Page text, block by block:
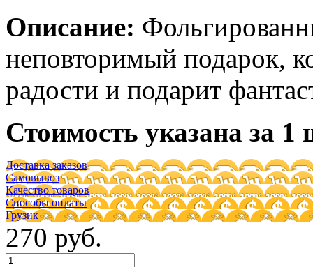
Описание:
неповторимый подарок,
радости и подарит
Стоимость указана за 1
Доставка заказов
Самовывоз
Качество товаров
Способы оплаты
Грузик
270 руб.